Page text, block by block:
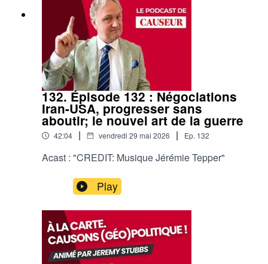
132. Épisode 132 : Négociations
Iran-USA, progresser sans
aboutir; le nouvel art de la guerre
42:04 | vendredi 29 mai 2026 | Ep. 132
Acast : "CREDIT: Musique Jérémie Tepper"
Play